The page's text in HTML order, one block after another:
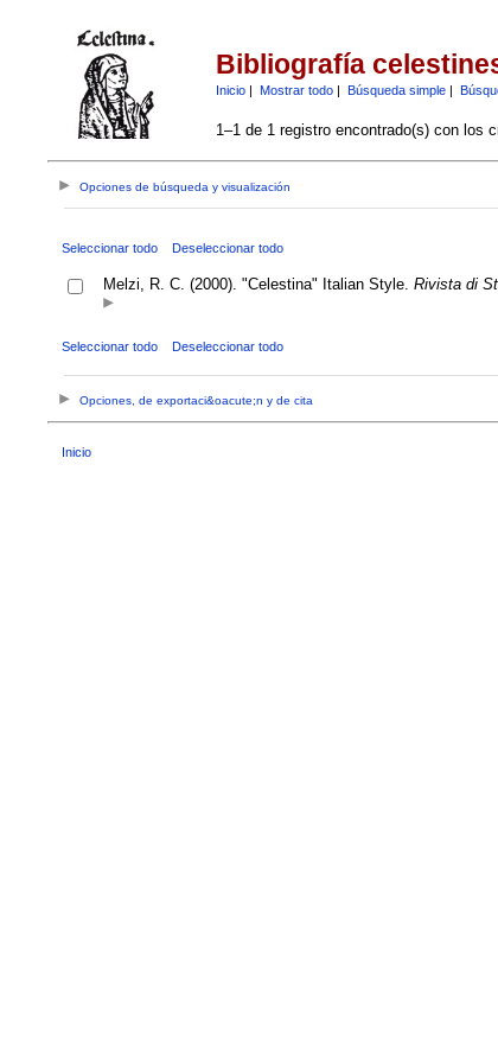
Bibliografía
Inicio| Mostrar todo| Búsqueda simple|
1–1 de 1 registro encontrado(s) con los
Opciones de búsqueda y visualización
Seleccionar todo Deseleccionar todo
Melzi, R. C. (2000). "Celestina" Italian Style. Rivista di
Seleccionar todo Deseleccionar todo
Opciones, de exportaci&oacute;n y de cita
Inicio